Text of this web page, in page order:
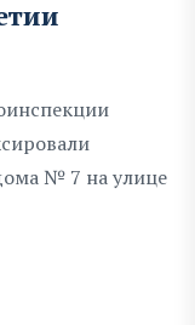
№ 7 на улице